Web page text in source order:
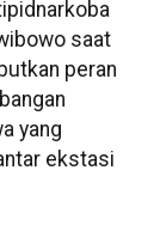
saat
peran
yang
ekstasi